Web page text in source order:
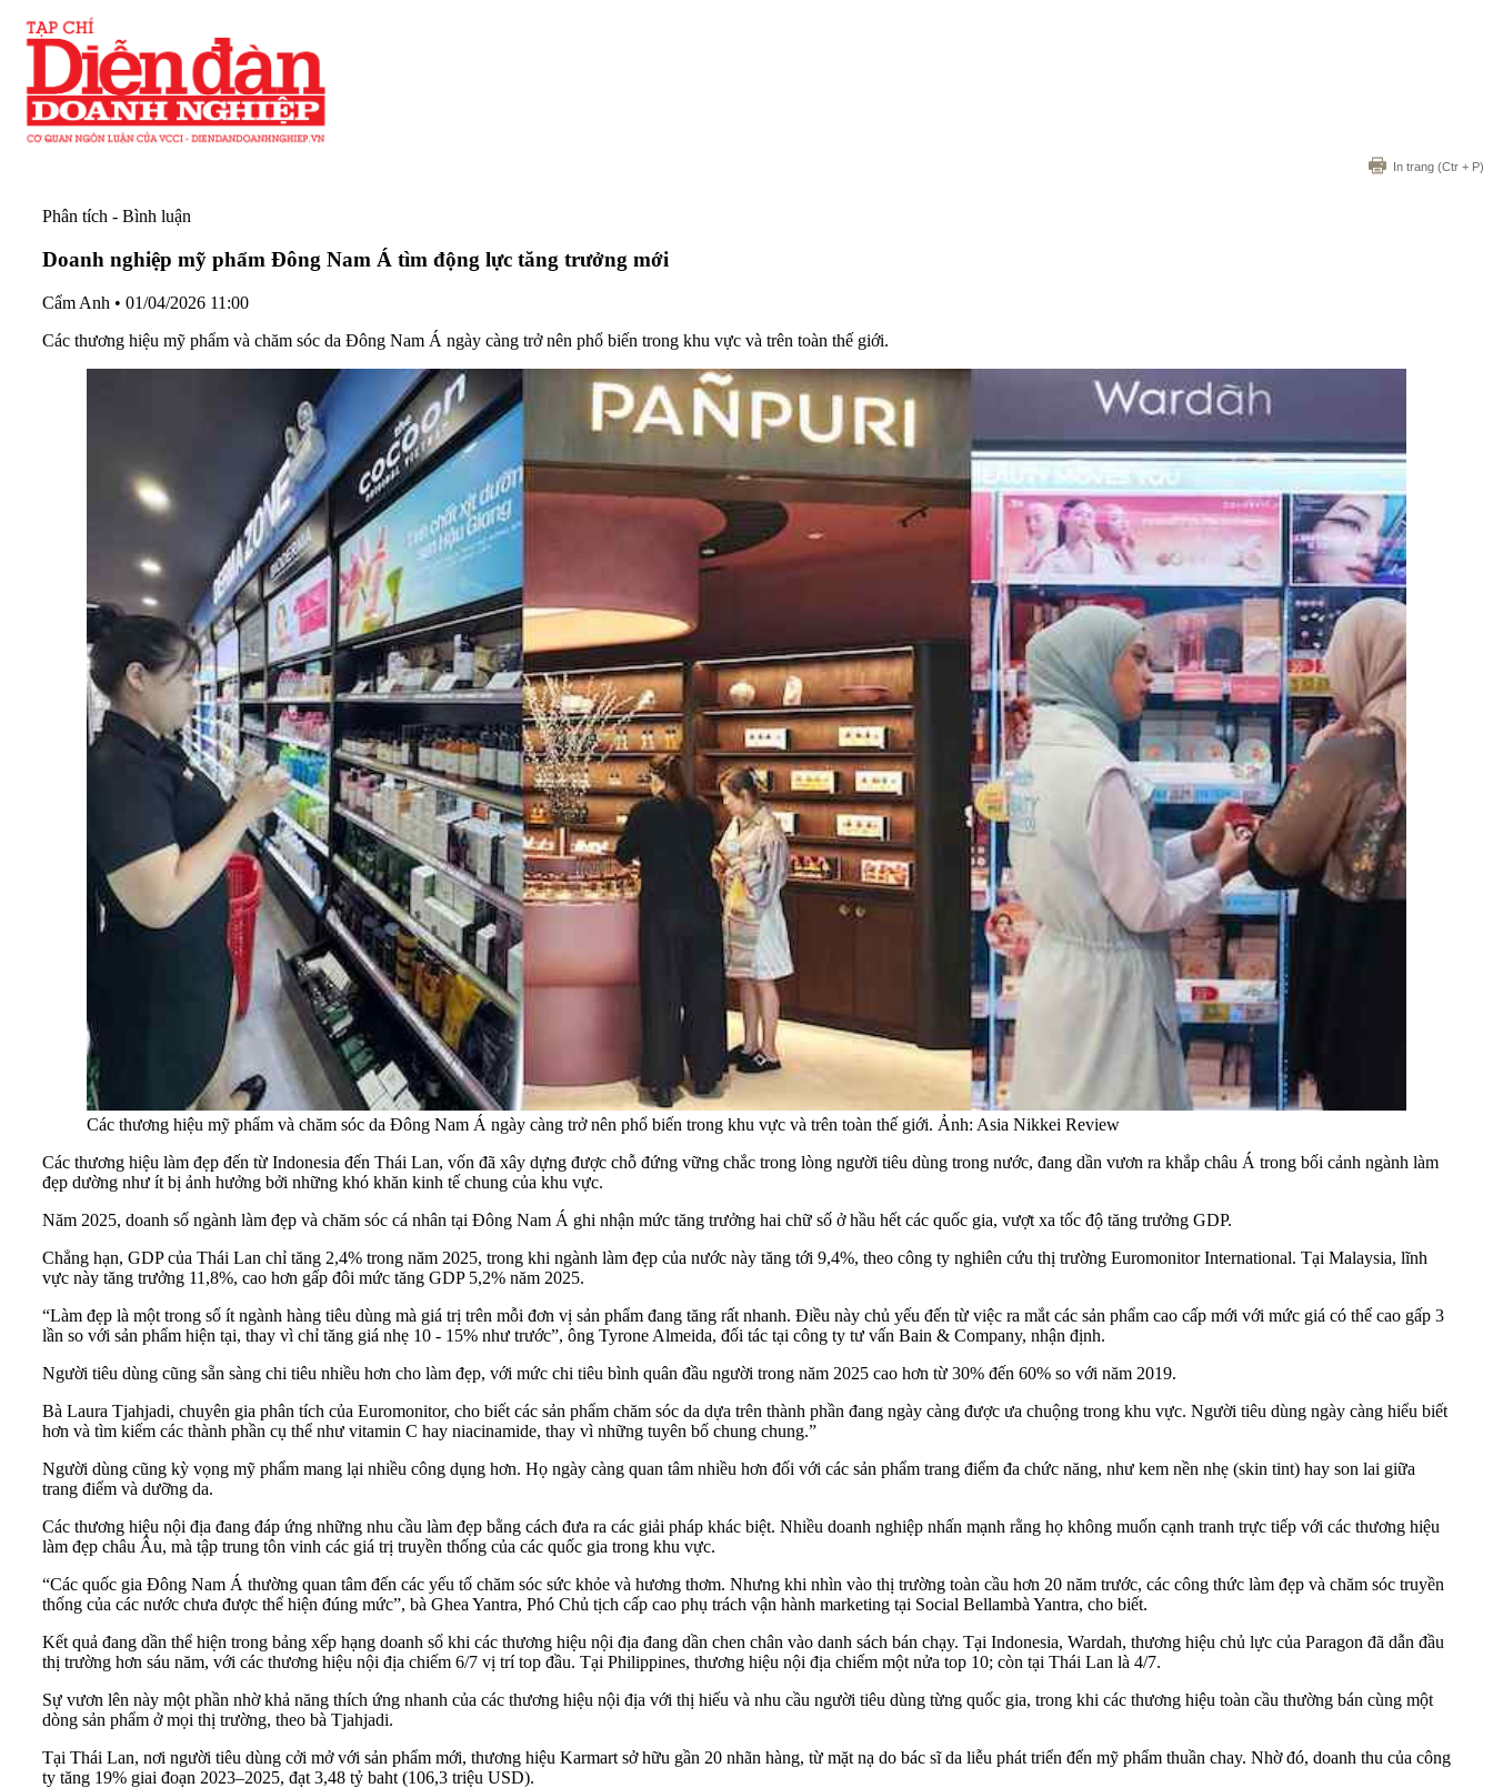
In trang (Ctr + P)
Phân tích - Bình luận
Doanh nghiệp mỹ phẩm Đông Nam Á tìm động lực tăng trưởng mới
Cẩm Anh • 01/04/2026 11:00
Các thương hiệu mỹ phẩm và chăm sóc da Đông Nam Á ngày càng trở nên phổ biến trong khu vực và trên toàn thế giới.
Các thương hiệu mỹ phẩm và chăm sóc da Đông Nam Á ngày càng trở nên phổ biến trong khu vực và trên toàn thế giới. Ảnh: Asia Nikkei Review
Các thương hiệu làm đẹp đến từ Indonesia đến Thái Lan, vốn đã xây dựng được chỗ đứng vững chắc trong lòng người tiêu dùng trong nước, đang dần vươn ra khắp châu Á trong bối cảnh ngành làm
đẹp dường như ít bị ảnh hưởng bởi những khó khăn kinh tế chung của khu vực.
Năm 2025, doanh số ngành làm đẹp và chăm sóc cá nhân tại Đông Nam Á ghi nhận mức tăng trưởng hai chữ số ở hầu hết các quốc gia, vượt xa tốc độ tăng trưởng GDP.
Chẳng hạn, GDP của Thái Lan chỉ tăng 2,4% trong năm 2025, trong khi ngành làm đẹp của nước này tăng tới 9,4%, theo công ty nghiên cứu thị trường Euromonitor International. Tại Malaysia, lĩnh
vực này tăng trưởng 11,8%, cao hơn gấp đôi mức tăng GDP 5,2% năm 2025.
“Làm đẹp là một trong số ít ngành hàng tiêu dùng mà giá trị trên mỗi đơn vị sản phẩm đang tăng rất nhanh. Điều này chủ yếu đến từ việc ra mắt các sản phẩm cao cấp mới với mức giá có thể cao gấp 3
lần so với sản phẩm hiện tại, thay vì chỉ tăng giá nhẹ 10 - 15% như trước”, ông Tyrone Almeida, đối tác tại công ty tư vấn Bain & Company, nhận định.
Người tiêu dùng cũng sẵn sàng chi tiêu nhiều hơn cho làm đẹp, với mức chi tiêu bình quân đầu người trong năm 2025 cao hơn từ 30% đến 60% so với năm 2019.
Bà Laura Tjahjadi, chuyên gia phân tích của Euromonitor, cho biết các sản phẩm chăm sóc da dựa trên thành phần đang ngày càng được ưa chuộng trong khu vực. Người tiêu dùng ngày càng hiểu biết
hơn và tìm kiếm các thành phần cụ thể như vitamin C hay niacinamide, thay vì những tuyên bố chung chung.”
Người dùng cũng kỳ vọng mỹ phẩm mang lại nhiều công dụng hơn. Họ ngày càng quan tâm nhiều hơn đối với các sản phẩm trang điểm đa chức năng, như kem nền nhẹ (skin tint) hay son lai giữa
trang điểm và dưỡng da.
Các thương hiệu nội địa đang đáp ứng những nhu cầu làm đẹp bằng cách đưa ra các giải pháp khác biệt. Nhiều doanh nghiệp nhấn mạnh rằng họ không muốn cạnh tranh trực tiếp với các thương hiệu
làm đẹp châu Âu, mà tập trung tôn vinh các giá trị truyền thống của các quốc gia trong khu vực.
“Các quốc gia Đông Nam Á thường quan tâm đến các yếu tố chăm sóc sức khỏe và hương thơm. Nhưng khi nhìn vào thị trường toàn cầu hơn 20 năm trước, các công thức làm đẹp và chăm sóc truyền
thống của các nước chưa được thể hiện đúng mức”, bà Ghea Yantra, Phó Chủ tịch cấp cao phụ trách vận hành marketing tại Social Bellambà Yantra, cho biết.
Kết quả đang dần thể hiện trong bảng xếp hạng doanh số khi các thương hiệu nội địa đang dần chen chân vào danh sách bán chạy. Tại Indonesia, Wardah, thương hiệu chủ lực của Paragon đã dẫn đầu
thị trường hơn sáu năm, với các thương hiệu nội địa chiếm 6/7 vị trí top đầu. Tại Philippines, thương hiệu nội địa chiếm một nửa top 10; còn tại Thái Lan là 4/7.
Sự vươn lên này một phần nhờ khả năng thích ứng nhanh của các thương hiệu nội địa với thị hiếu và nhu cầu người tiêu dùng từng quốc gia, trong khi các thương hiệu toàn cầu thường bán cùng một
dòng sản phẩm ở mọi thị trường, theo bà Tjahjadi.
Tại Thái Lan, nơi người tiêu dùng cởi mở với sản phẩm mới, thương hiệu Karmart sở hữu gần 20 nhãn hàng, từ mặt nạ do bác sĩ da liễu phát triển đến mỹ phẩm thuần chay. Nhờ đó, doanh thu của công
ty tăng 19% giai đoạn 2023–2025, đạt 3,48 tỷ baht (106,3 triệu USD).